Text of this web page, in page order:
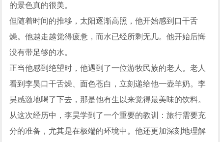
的景色真的很美。
但随着时间的推移，太阳逐渐高照，他开始感到口干舌
燥。他越走越觉得疲惫，而水已经所剩无几。他开始后悔
没有带足够的水。
正当他感到绝望时，他遇到了一位游牧民族的老人。老人
看到李昊口干舌燥、面色苍白，立刻递给他一壶羊奶。李
昊感激地喝了下去，那是他有生以来觉得最美味的饮料。
从这次经历中，李昊学到了一个重要的教训：旅行需要充
分的准备，尤其是在极端的环境中。他还更加深刻地理解